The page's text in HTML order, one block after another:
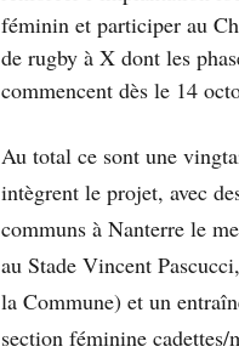
féminin et participer au
de rugby à X dont les
commencent dès le 14
Au total ce sont une
intègrent le projet, avec
communs à Nanterre le
au Stade Vincent
la Commune) et un
section féminine cadettes/